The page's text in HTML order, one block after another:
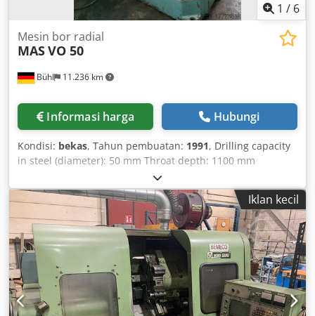
1 / 6
Bühl 11.236 km
Mesin bor radial
MASVO 50
Informasi harga Hubungi
Kondisi: bekas, Tahun pembuatan: 1991, Drilling capacity
in steel (diameter): 50 mm Throat depth: 1100 mm
Workpiece height – max.: approx. 1000 mm Drilling
capacity in cast iron: 60 mm Spindle taper: MT 5 Spindle
speeds: 28 – 2500 rpm Dcjdpfeu Sblwjx Akbok Feeds: 0.05 –
2 mm/rev Quill stroke: 300 mm Distance base plate –
spindle nose: 630 – 1380 mm Column arm vertical
adjustment: 750 mm Total power requirement: 6 kW
Machine weight: approx. 4 t Machine dimensions (L x W x
H): 2,740 x 1,140 x 2,590 mm - with threading unit -
Accessories: cube table (L x W x H): 550 x 550 x 550 mm,
machine vice, coolant system
Iklan kecil